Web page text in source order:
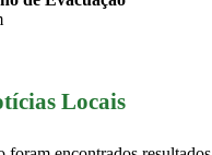
Locais